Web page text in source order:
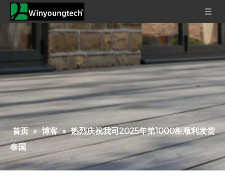
首页 » 博客 » 热烈庆祝我司2025年第1000柜顺利发货
泰国